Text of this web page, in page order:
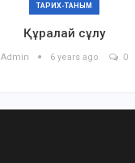
ТАРИХ-ТАНЫМ
Құралай сұлу
Admin 6 years ago 0